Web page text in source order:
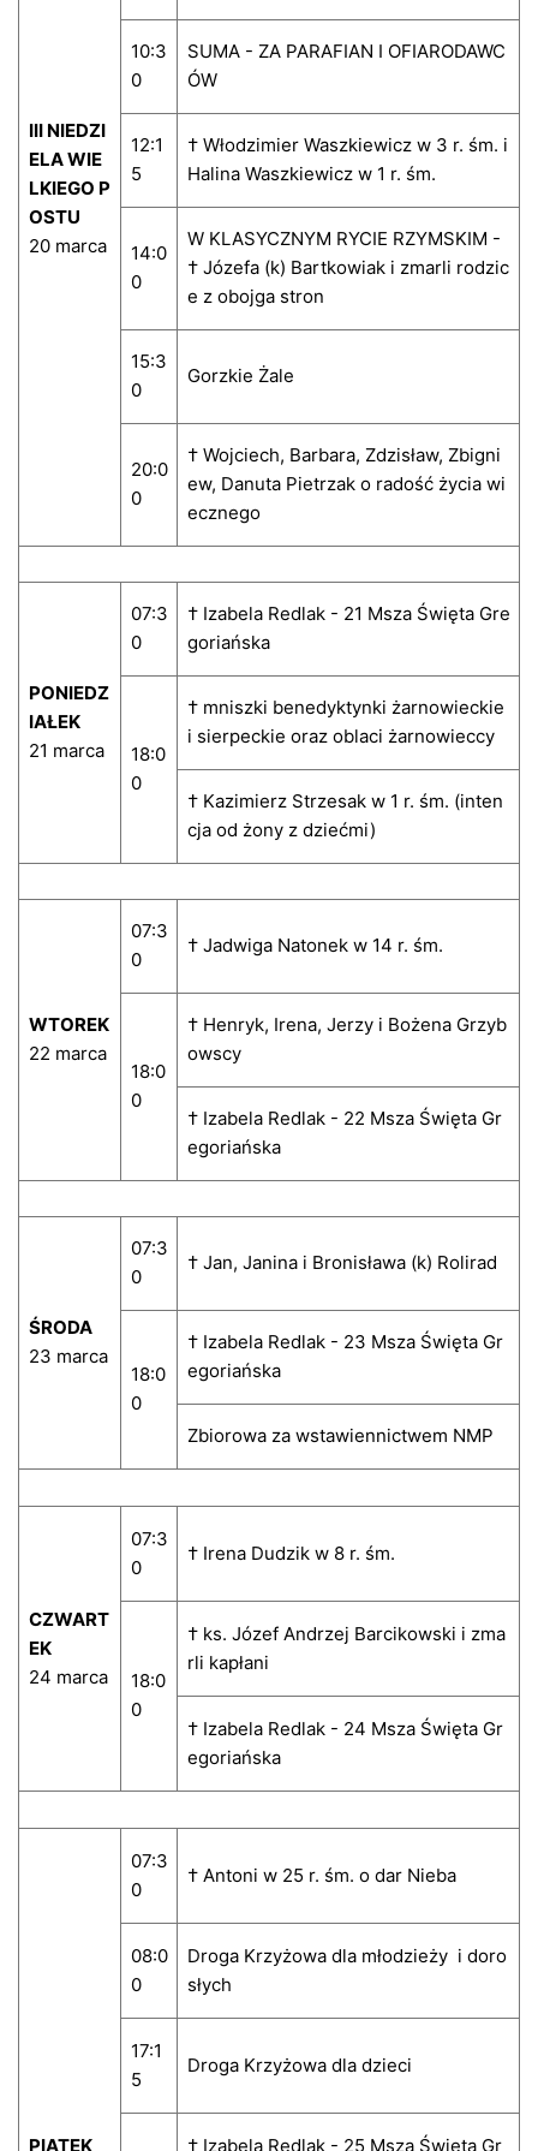
III NIEDZI
ELA WIE
LKIEGO P
OSTU
20 marca
10:3
0
SUMA - ZA PARAFIAN I OFIARODAWC
ÓW
12:1
5
† Włodzimier Waszkiewicz w 3 r. śm. i
Halina Waszkiewicz w 1 r. śm.
14:0
0
W KLASYCZNYM RYCIE RZYMSKIM -
† Józefa (k) Bartkowiak i zmarli rodzic
e z obojga stron
15:3
0
Gorzkie Żale
20:0
0
† Wojciech, Barbara, Zdzisław, Zbigni
ew, Danuta Pietrzak o radość życia wi
ecznego
PONIEDZ
IAŁEK
21 marca
07:3
0
† Izabela Redlak - 21 Msza Święta Gre
goriańska
18:0
0
† mniszki benedyktynki żarnowieckie
i sierpeckie oraz oblaci żarnowieccy
† Kazimierz Strzesak w 1 r. śm. (inten
cja od żony z dziećmi)
WTOREK
22 marca
07:3
0
† Jadwiga Natonek w 14 r. śm.
18:0
0
† Henryk, Irena, Jerzy i Bożena Grzyb
owscy
† Izabela Redlak - 22 Msza Święta Gr
egoriańska
ŚRODA
23 marca
07:3
0
† Jan, Janina i Bronisława (k) Rolirad
18:0
0
† Izabela Redlak - 23 Msza Święta Gr
egoriańska
Zbiorowa za wstawiennictwem NMP
CZWART
EK
24 marca
07:3
0
† Irena Dudzik w 8 r. śm.
18:0
0
† ks. Józef Andrzej Barcikowski i zma
rli kapłani
† Izabela Redlak - 24 Msza Święta Gr
egoriańska
PIĄTEK
07:3
0
† Antoni w 25 r. śm. o dar Nieba
08:0
0
Droga Krzyżowa dla młodzieży i doro
słych
17:1
5
Droga Krzyżowa dla dzieci
† Izabela Redlak - 25 Msza Święta Gr